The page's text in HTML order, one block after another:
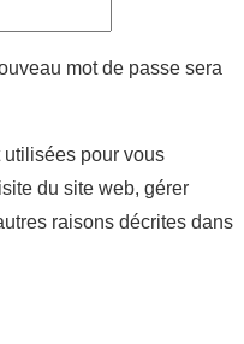
mot de passe sera
pour vous
du site web, gérer
raisons décrites dans